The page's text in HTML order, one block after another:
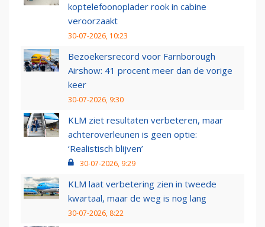
koptelefoonoplader rook in cabine
veroorzaakt
30-07-2026, 10:23
Bezoekersrecord voor Farnborough
Airshow: 41 procent meer dan de vorige
keer
30-07-2026, 9:30
KLM ziet resultaten verbeteren, maar
achteroverleunen is geen optie:
‘Realistisch blijven’
30-07-2026, 9:29
KLM laat verbetering zien in tweede
kwartaal, maar de weg is nog lang
30-07-2026, 8:22